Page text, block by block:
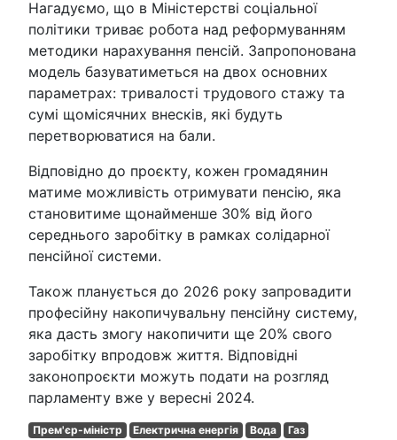
Нагадуємо, що в Міністерстві соціальної
політики триває робота над реформуванням
методики нарахування пенсій. Запропонована
модель базуватиметься на двох основних
параметрах: тривалості трудового стажу та
сумі щомісячних внесків, які будуть
перетворюватися на бали.
Відповідно до проєкту, кожен громадянин
матиме можливість отримувати пенсію, яка
становитиме щонайменше 30% від його
середнього заробітку в рамках солідарної
пенсійної системи.
Також планується до 2026 року запровадити
професійну накопичувальну пенсійну систему,
яка дасть змогу накопичити ще 20% свого
заробітку впродовж життя. Відповідні
законопроєкти можуть подати на розгляд
парламенту вже у вересні 2024.
Прем'єр-міністр Електрична енергія Вода
Газ